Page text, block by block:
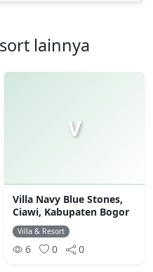
lainnya
V
Villa Navy Blue Stones,
Ciawi, Kabupaten Bogor
Villa & Resort
6 0 0